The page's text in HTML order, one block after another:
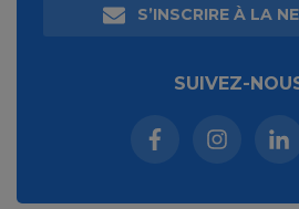
S’INSCRIRE À LA
SUIVEZ-
Facebook